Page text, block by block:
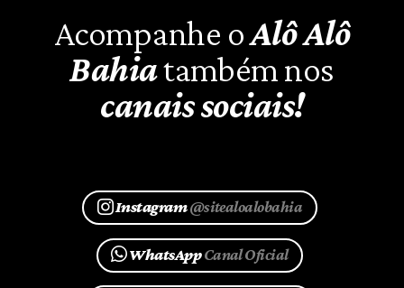
Acompanhe oAlô Alô
Bahiatambém nos
canais sociais!
Instagram@sitealoalobahia
WhatsAppCanal Oficial